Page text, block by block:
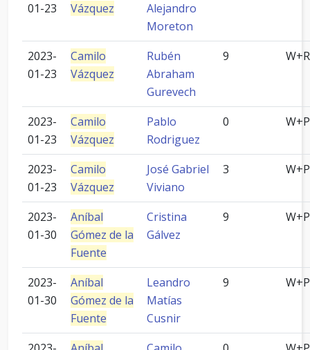
01-23
Vázquez
Alejandro
Moreton
2023-
01-23
Camilo
Vázquez
Rubén
Abraham
Gurevech
9 W+R
2023-
01-23
Camilo
Vázquez
Pablo
Rodriguez
0 W+P
2023-
01-23
Camilo
Vázquez
José Gabriel
Viviano
3 W+P
2023-
01-30
Aníbal
Gómez de la
Fuente
Cristina
Gálvez
9 W+P
2023-
01-30
Aníbal
Gómez de la
Fuente
Leandro
Matías
Cusnir
9 W+P